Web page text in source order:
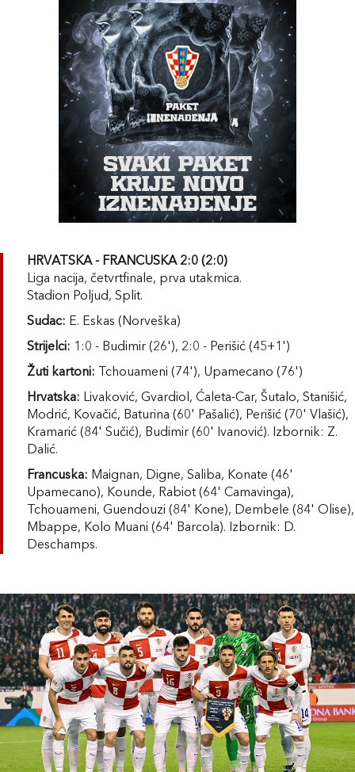
HRVATSKA - FRANCUSKA 2:0 (2:0)
Liga nacija, četvrtfinale, prva utakmica.
Stadion Poljud, Split.
Sudac: E. Eskas (Norveška)
Strijelci: 1:0 - Budimir (26'), 2:0 - Perišić (45+1')
Žuti kartoni: Tchouameni (74'), Upamecano (76')
Hrvatska: Livaković, Gvardiol, Ćaleta-Car, Šutalo, Stanišić,
Modrić, Kovačić, Baturina (60' Pašalić), Perišić (70' Vlašić),
Kramarić (84' Sučić), Budimir (60' Ivanović). Izbornik: Z.
Dalić.
Francuska: Maignan, Digne, Saliba, Konate (46'
Upamecano), Kounde, Rabiot (64' Camavinga),
Tchouameni, Guendouzi (84' Kone), Dembele (84' Olise),
Mbappe, Kolo Muani (64' Barcola). Izbornik: D.
Deschamps.